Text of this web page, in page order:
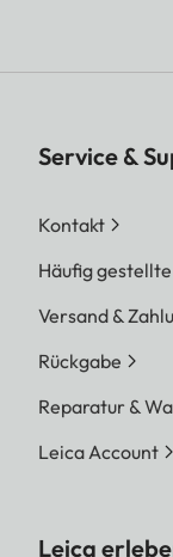
Service &
Kontakt
Häufig
Versand &
Rückgabe
Reparatur &
Leica Account
Leica